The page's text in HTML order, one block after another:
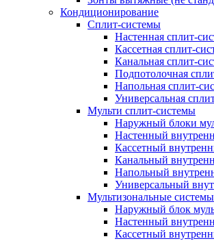
Кондиционирование
Сплит-системы
Настенная сплит-
Кассетная сплит-
Канальная сплит-
Подпотолочная
Напольная сплит-
Универсальная
Мульти сплит-системы
Наружный блоки
Настенный
Кассетный
Канальный
Напольный
Универсальный
Мультизональные системы
Наружный блок
Настенный
Кассетный